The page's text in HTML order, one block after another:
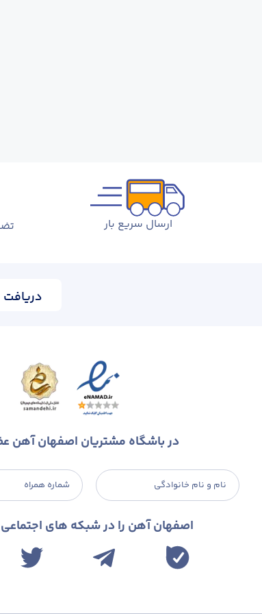
ارسال سریع بار
دریافت
در باشگاه مشتریان اصفهان آهن
نام و نام خانوادگی شماره همراه
اصفهان آهن را در شبکه های اجتماعی